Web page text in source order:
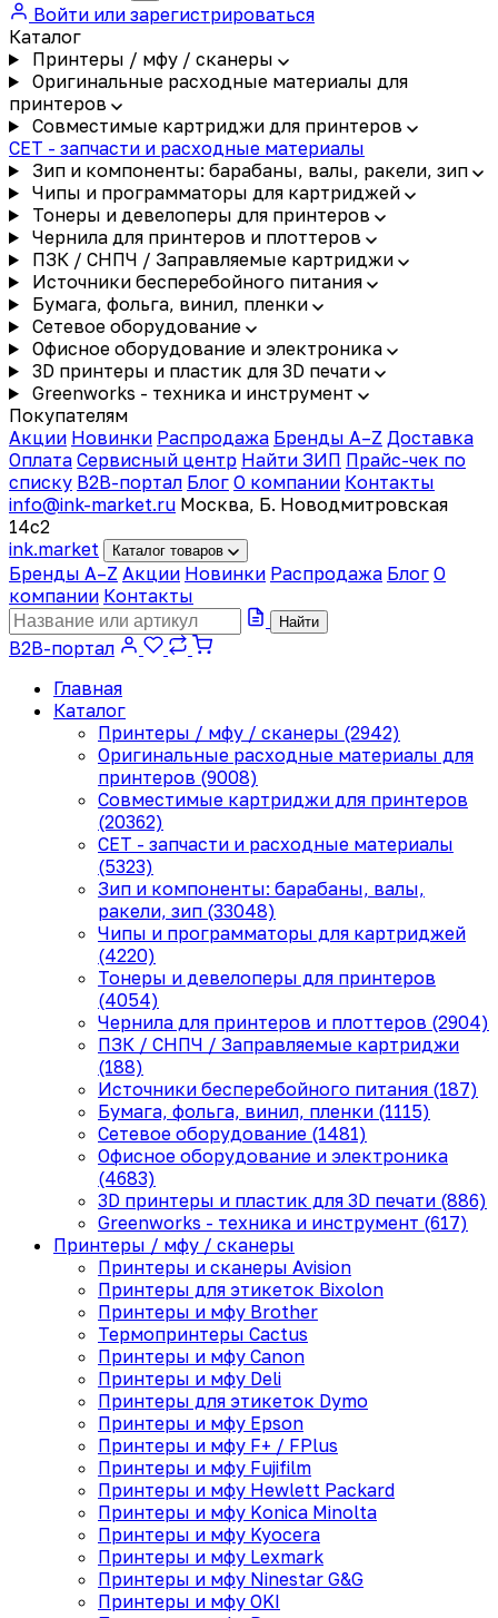
Войти или зарегистрироваться
Каталог
Принтеры / мфу / сканеры
Оригинальные расходные материалы для
принтеров
Совместимые картриджи для принтеров
CET - запчасти и расходные материалы
Зип и компоненты: барабаны, валы, ракели, зип
Чипы и программаторы для картриджей
Тонеры и девелоперы для принтеров
Чернила для принтеров и плоттеров
ПЗК / СНПЧ / Заправляемые картриджи
Источники бесперебойного питания
Бумага, фольга, винил, пленки
Сетевое оборудование
Офисное оборудование и электроника
3D принтеры и пластик для 3D печати
Greenworks - техника и инструмент
Покупателям
Акции Новинки Распродажа Бренды A–Z Доставка
Оплата Сервисный центр Найти ЗИП Прайс-чек по
списку B2B-портал Блог О компании Контакты
info@ink-market.ru Москва, Б. Новодмитровская
14с2
ink.market Каталог товаров
Бренды A–Z Акции Новинки Распродажа Блог О
компании Контакты
Найти
B2B-портал
Главная
Каталог
Принтеры / мфу / сканеры (2942)
Оригинальные расходные материалы для
принтеров (9008)
Совместимые картриджи для принтеров
(20362)
CET - запчасти и расходные материалы
(5323)
Зип и компоненты: барабаны, валы,
ракели, зип (33048)
Чипы и программаторы для картриджей
(4220)
Тонеры и девелоперы для принтеров
(4054)
Чернила для принтеров и плоттеров (2904)
ПЗК / СНПЧ / Заправляемые картриджи
(188)
Источники бесперебойного питания (187)
Бумага, фольга, винил, пленки (1115)
Сетевое оборудование (1481)
Офисное оборудование и электроника
(4683)
3D принтеры и пластик для 3D печати (886)
Greenworks - техника и инструмент (617)
Принтеры / мфу / сканеры
Принтеры и сканеры Avision
Принтеры для этикеток Bixolon
Принтеры и мфу Brother
Термопринтеры Cactus
Принтеры и мфу Canon
Принтеры и мфу Deli
Принтеры для этикеток Dymo
Принтеры и мфу Epson
Принтеры и мфу F+ / FPlus
Принтеры и мфу Fujifilm
Принтеры и мфу Hewlett Packard
Принтеры и мфу Konica Minolta
Принтеры и мфу Kyocera
Принтеры и мфу Lexmark
Принтеры и мфу Ninestar G&G
Принтеры и мфу OKI